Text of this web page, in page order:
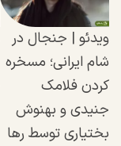
ویدئو | جنجال در
شام ایرانی؛ مسخره
کردن فلامک
جنیدی و بهنوش
بختیاری توسط رها